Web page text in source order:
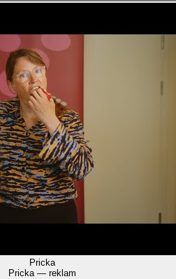
Pricka
Pricka — reklam